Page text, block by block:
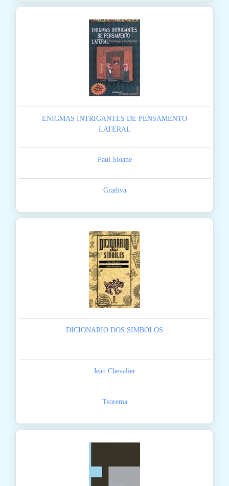
ENIGMAS INTRIGANTES DE PENSAMENTO
LATERAL
Paul Sloane
Gradiva
DICIONARIO DOS SIMBOLOS
Jean Chevalier
Teorema